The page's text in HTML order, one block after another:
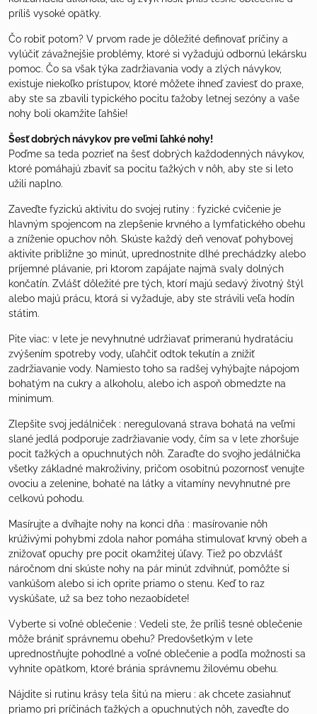
príliš vysoké opätky.
Čo robiť potom? V prvom rade je dôležité definovať príčiny a
vylúčiť závažnejšie problémy, ktoré si vyžadujú odbornú lekársku
pomoc. Čo sa však týka zadržiavania vody a zlých návykov,
existuje niekoľko prístupov, ktoré môžete ihneď zaviesť do praxe,
aby ste sa zbavili typického pocitu ťažoby letnej sezóny a vaše
nohy boli okamžite ľahšie!
Šesť dobrých návykov pre veľmi ľahké nohy!
Poďme sa teda pozrieť na šesť dobrých každodenných návykov,
ktoré pomáhajú zbaviť sa pocitu ťažkých v nôh, aby ste si leto
užili naplno.
Zaveďte fyzickú aktivitu do svojej rutiny : fyzické cvičenie je
hlavným spojencom na zlepšenie krvného a lymfatického obehu
a zníženie opuchov nôh. Skúste každý deň venovať pohybovej
aktivite približne 30 minút, uprednostnite dlhé prechádzky alebo
príjemné plávanie, pri ktorom zapájate najmä svaly dolných
končatín. Zvlášť dôležité pre tých, ktorí majú sedavý životný štýl
alebo majú prácu, ktorá si vyžaduje, aby ste strávili veľa hodín
státim.
Pite viac: v lete je nevyhnutné udržiavať primeranú hydratáciu
zvýšením spotreby vody, uľahčiť odtok tekutín a znížiť
zadržiavanie vody. Namiesto toho sa radšej vyhýbajte nápojom
bohatým na cukry a alkoholu, alebo ich aspoň obmedzte na
minimum.
Zlepšite svoj jedálniček : neregulovaná strava bohatá na veľmi
slané jedlá podporuje zadržiavanie vody, čím sa v lete zhoršuje
pocit ťažkých a opuchnutých nôh. Zaraďte do svojho jedálnička
všetky základné makroživiny, pričom osobitnú pozornosť venujte
ovociu a zelenine, bohaté na látky a vitamíny nevyhnutné pre
celkovú pohodu.
Masírujte a dvíhajte nohy na konci dňa : masírovanie nôh
krúživými pohybmi zdola nahor pomáha stimulovať krvný obeh a
znižovať opuchy pre pocit okamžitej úľavy. Tiež po obzvlášť
náročnom dni skúste nohy na pár minút zdvihnúť, pomôžte si
vankúšom alebo si ich oprite priamo o stenu. Keď to raz
vyskúšate, už sa bez toho nezaobídete!
Vyberte si voľné oblečenie : Vedeli ste, že príliš tesné oblečenie
môže brániť správnemu obehu? Predovšetkým v lete
uprednostňujte pohodlné a voľné oblečenie a podľa možnosti sa
vyhnite opätkom, ktoré bránia správnemu žilovému obehu.
Nájdite si rutinu krásy tela šitú na mieru : ak chcete zasiahnuť
priamo pri príčinách ťažkých a opuchnutých nôh, zaveďte do